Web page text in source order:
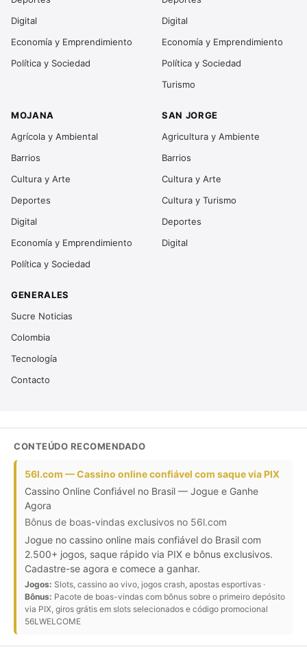
Digital
Economía y Emprendimiento
Política y Sociedad
Digital
Economía y Emprendimiento
Política y Sociedad
Turismo
MOJANA
Agrícola y Ambiental
Barrios
Cultura y Arte
Deportes
Digital
Economía y Emprendimiento
Política y Sociedad
SAN JORGE
Agricultura y Ambiente
Barrios
Cultura y Arte
Cultura y Turismo
Deportes
Digital
GENERALES
Sucre Noticias
Colombia
Tecnología
Contacto
CONTEÚDO RECOMENDADO
56l.com — Cassino online confiável com saque via PIX
Cassino Online Confiável no Brasil — Jogue e Ganhe
Agora
Bônus de boas-vindas exclusivos no 56l.com
Jogue no cassino online mais confiável do Brasil com
2.500+ jogos, saque rápido via PIX e bônus exclusivos.
Cadastre-se agora e comece a ganhar.
Jogos: Slots, cassino ao vivo, jogos crash, apostas esportivas ·
Bônus: Pacote de boas-vindas com bônus sobre o primeiro depósito
via PIX, giros grátis em slots selecionados e código promocional
56LWELCOME